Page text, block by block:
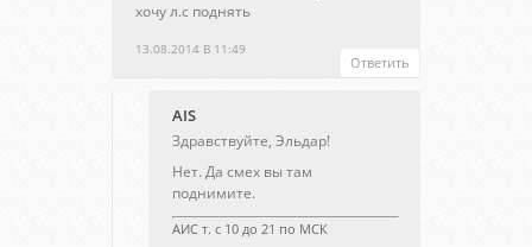
13.08.2014 В 11:49
хочу л.с поднять
Ответить
AIS
Здравствуйте, Эльдар!
Нет. Да смех вы там
поднимите.
АИС т. с 10 до 21 по МСК